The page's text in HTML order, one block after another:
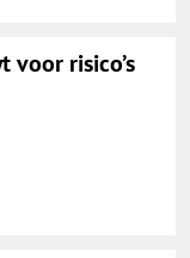
voor risico’s